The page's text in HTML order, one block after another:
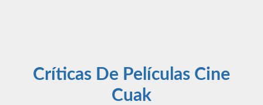
Críticas De Películas Cine
Cuak